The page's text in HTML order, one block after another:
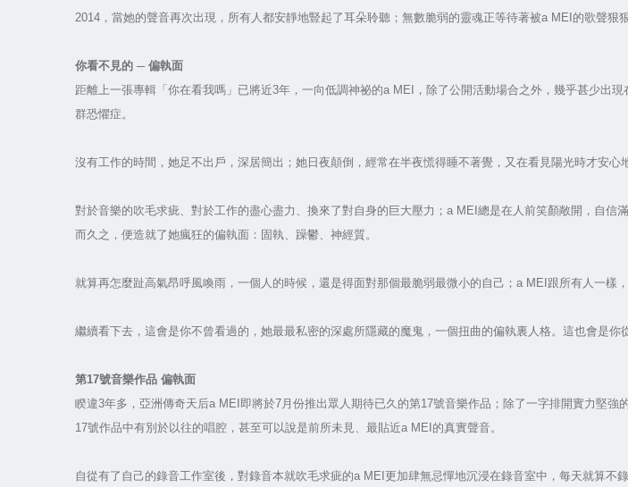
2014，當她的聲音再次出現，所有人都安靜地豎起了耳朵聆聽；無數脆弱的靈魂正等待著被a MEI的歌聲狠
你看不見的 ─ 偏執面
距離上一張專輯「你在看我嗎」已將近3年，一向低調神祕的a MEI，除了公開活動場合之外，幾乎甚少出
群恐懼症。
沒有工作的時間，她足不出戶，深居簡出；她日夜顛倒，經常在半夜慌得睡不著覺，又在看見陽光時才安
對於音樂的吹毛求疵、對於工作的盡心盡力、換來了對自身的巨大壓力；a MEI總是在人前笑顏敞開，自
而久之，便造就了她瘋狂的偏執面：固執、躁鬱、神經質。
就算再怎麼趾高氣昂呼風喚雨，一個人的時候，還是得面對那個最脆弱最微小的自己；a MEI跟所有人一樣
繼續看下去，這會是你不曾看過的，她最最私密的深處所隱藏的魔鬼，一個扭曲的偏執裏人格。這也會是你
第17號音樂作品 偏執面
睽違3年多，亞洲傳奇天后a MEI即將於7月份推出眾人期待已久的第17號音樂作品；除了一字排開實力堅
17號作品中有別於以往的唱腔，甚至可以說是前所未見、最貼近a MEI的真實聲音。
自從有了自己的錄音工作室後，對錄音本就吹毛求疵的a MEI更加肆無忌憚地沉浸在錄音室中，每天就算